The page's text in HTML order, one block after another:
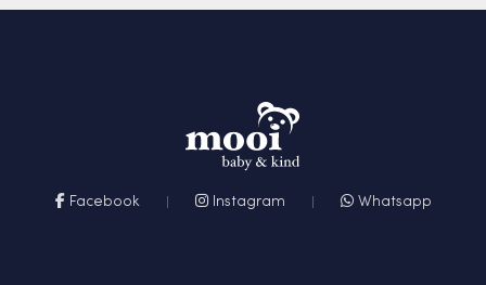
Facebook Instagram Whatsapp